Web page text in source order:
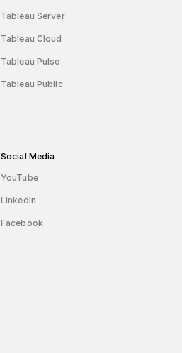
Tableau Server
Tableau Cloud
Tableau Pulse
Tableau Public
Social Media
YouTube
LinkedIn
Facebook